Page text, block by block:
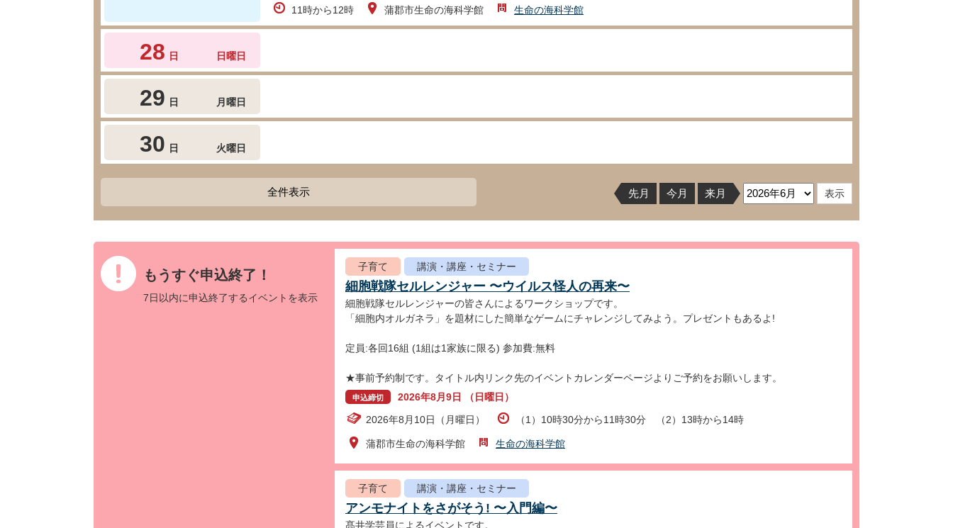
11時から12時
蒲郡市生命の海科学館 生命の海科学館
28 日 日曜日
29 日 月曜日
30 日 火曜日
全件表示 先月 今月 来月
もうすぐ申込終了！
7日以内に申込終了するイベントを表示
子育て 講演・講座・セミナー
細胞戦隊セルレンジャー 〜ウイルス怪人の再来〜
細胞戦隊セルレンジャーの皆さんによるワークショップです。
「細胞内オルガネラ」を題材にした簡単なゲームにチャレンジしてみよう。プレゼントもあるよ!
定員:各回16組 (1組は1家族に限る) 参加費:無料
★事前予約制です。タイトル内リンク先のイベントカレンダーページよりご予約をお願いします。
申込締切 2026年8月9日 （日曜日）
2026年8月10日（月曜日） （1）10時30分から11時30分 （2）13時から14時
蒲郡市生命の海科学館 生命の海科学館
子育て 講演・講座・セミナー
アンモナイトをさがそう! 〜入門編〜
髙井学芸員によるイベントです。